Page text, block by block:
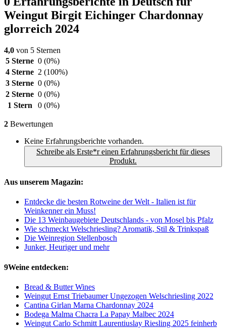
Weingut Birgit Eichinger Chardonnay
glorreich 2024
4,0 von 5 Sternen
5 Sterne 0 (0%)
4 Sterne 2 (100%)
3 Sterne 0 (0%)
2 Sterne 0 (0%)
1 Stern
0 (0%)
2 Bewertungen
Keine Erfahrungsberichte vorhanden.
Schreibe als Erste*r einen Erfahrungsbericht für dieses
Produkt.
Aus unserem Magazin:
Entdecke die besten Rotweine der Welt - Italien ist für
Weinkenner ein Muss!
Die 13 Weinbaugebiete Deutschlands - von Mosel bis Pfalz
Wie schmeckt Welschriesling? Aromatik, Stil & Trinkspaß
Die Weinregion Stellenbosch
Junker, Heuriger und mehr
9Weine entdecken:
Bread & Butter Wines
Weingut Ernst Triebaumer Ungezogen Welschriesling 2022
Cantina Girlan Marna Chardonnay 2024
Bodega Malma Chacra La Papay Malbec 2024
Weingut Carlo Schmitt Laurentiuslay Riesling 2025 feinherb